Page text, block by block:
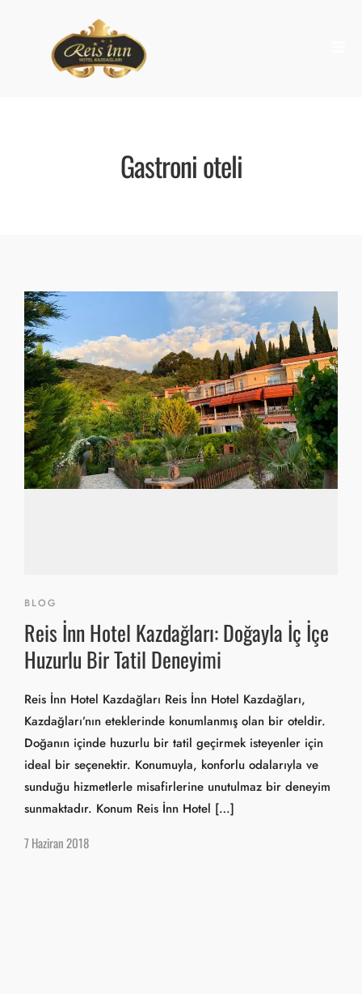
Gastroni oteli
BLOG
Reis İnn Hotel Kazdağları: Doğayla İç İçe
Huzurlu Bir Tatil Deneyimi
Reis İnn Hotel Kazdağları Reis İnn Hotel Kazdağları,
Kazdağları’nın eteklerinde konumlanmış olan bir oteldir.
Doğanın içinde huzurlu bir tatil geçirmek isteyenler için
ideal bir seçenektir. Konumuyla, konforlu odalarıyla ve
sunduğu hizmetlerle misafirlerine unutulmaz bir deneyim
sunmaktadır. Konum Reis İnn Hotel […]
7 Haziran 2018